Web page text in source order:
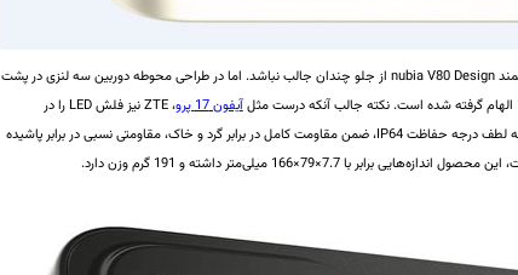
حاشیه‌های نسبتاً زیاد نمایشگر باعث شده تا ظاهر گوشی هوشمند nubia V80 Design از جلو چندان جالب نباشد. اما در طراحی محوطه دوربین سه لنزی در پشت
آیفون 17 پرو
، ZTE نیز فلش LED را در
منتهی‌الیه راست محوطه دوربین کار گذاشته است. همچنین، به لطف درجه حفاظت IP64، ضمن مقاومت کامل در برابر گرد و خاک، مقاومتی نسبی در برابر پاشیده
7.7×79×166 میلی‌متر داشته و 191 گرم وزن دارد.